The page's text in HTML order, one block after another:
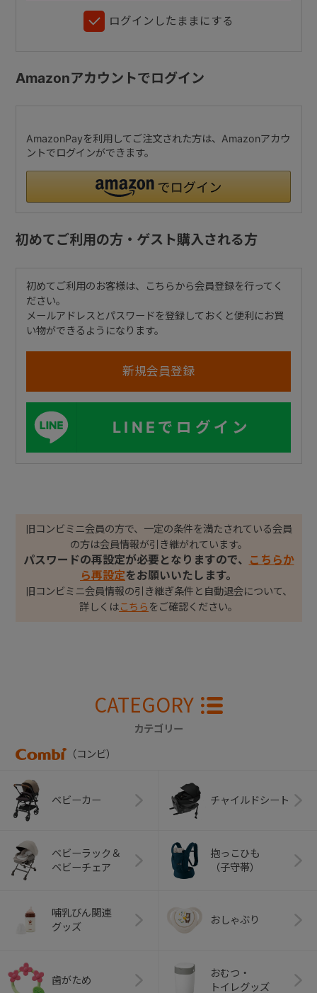
ログインしたままにする
Amazonアカウントでログイン
AmazonPayを利用してご注文された方は、Amazonアカウ
ントでログインができます。
初めてご利用の方・ゲスト購入される方
初めてご利用のお客様は、こちらから会員登録を行ってく
ださい。
メールアドレスとパスワードを登録しておくと便利にお買
い物ができるようになります。
LINEでログイン
旧コンビミニ会員の方で、一定の条件を満たされている会員
の方は会員情報が引き継がれています。
パスワードの再設定が必要となりますので、
こちらか
ら再設定をお願いいたします。
旧コンビミニ会員情報の引き継ぎ条件と自動退会について、
詳しくはこちら をご確認ください。
CATEGORY
カテゴリー
（コンビ）
ベビーカー チャイルドシート
ベビーラック＆
ベビーチェア
抱っこひも
（子守帯）
哺乳びん関連
グッズ
おしゃぶり
歯がため
おむつ・
トイレグッズ